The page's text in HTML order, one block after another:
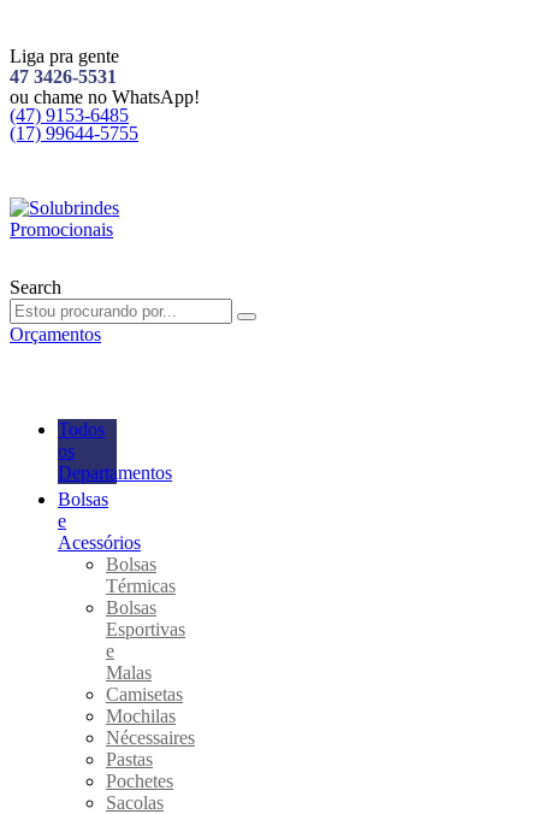
Liga pra gente
47 3426-5531
ou chame no WhatsApp!
(47) 9153-6485
(17) 99644-5755
Search
Orçamentos
Todos
os
Departamentos
Bolsas
e
Acessórios
Bolsas
Térmicas
Bolsas
Esportivas
e
Malas
Camisetas
Mochilas
Nécessaires
Pastas
Pochetes
Sacolas